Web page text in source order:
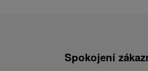
Spokojení